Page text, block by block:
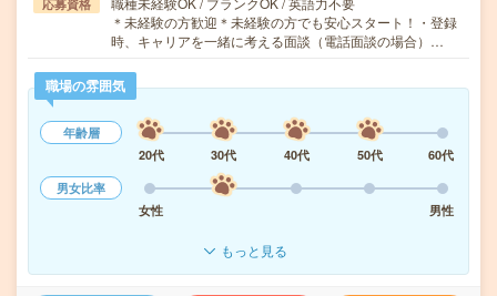
応募資格
＊未経験の方歓迎＊未経験の方でも安心スタート！・登録
時、キャリアを一緒に考える面談（電話面談の場合）…
職場の雰囲気
年齢層
20代
30代 40代 50代
60代
男女比率
女性
男性
もっと見る